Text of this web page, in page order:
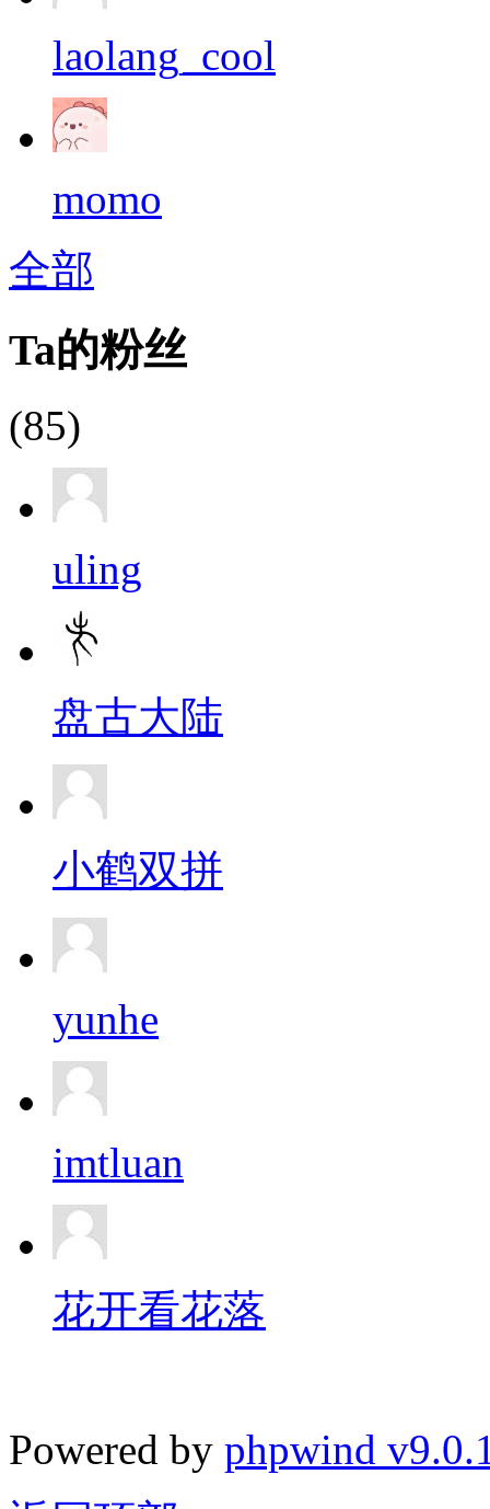
laolang_cool
momo
全部
Ta的粉丝
(85)
uling
盘古大陆
小鹤双拼
yunhe
imtluan
花开看花落
Powered by phpwind